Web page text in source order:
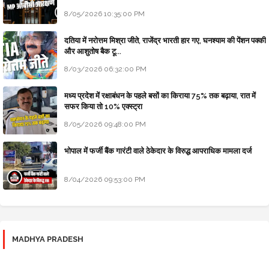
8/05/2026 10:35:00 PM
दतिया में नरोत्तम मिश्रा जीते, राजेंद्र भारती हार गए, घनश्याम की पेंशन पक्की
और आशुतोष बैक टू...
8/03/2026 06:32:00 PM
मध्य प्रदेश में रक्षाबंधन के पहले बसों का किराया 75% तक बढ़ाया, रात में
सफर किया तो 10% एक्स्ट्रा
8/05/2026 09:48:00 PM
भोपाल में फर्जी बैंक गारंटी वाले ठेकेदार के विरुद्ध आपराधिक मामला दर्ज
8/04/2026 09:53:00 PM
MADHYA PRADESH